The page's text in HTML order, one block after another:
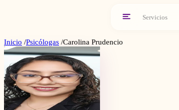
Servicios
Inicio /Psicólogas /Carolina Prudencio